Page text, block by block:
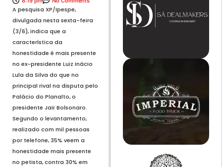
A pesquisa XP/Ipespe,
divulgada nesta sexta-feira
(3/6), indica que a
característica da
honestidade é mais presente
no ex-presidente Luiz Inácio
Lula da Silva do que no
principal rival na disputa pelo
Palácio do Planalto, o
presidente Jair Bolsonaro.
Segundo o levantamento,
realizado com mil pessoas
por telefone, 35% veem a
honestidade mais presente
no petista, contra 30% em